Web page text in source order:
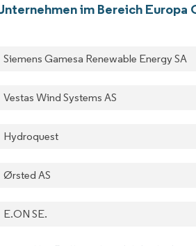
im Bereich Europa
Siemens Gamesa Renewable Energy SA
Vestas Wind Systems AS
Hydroquest
Ørsted AS
E.ON SE.